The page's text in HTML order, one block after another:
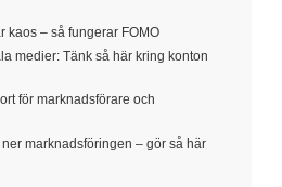
kaos – så fungerar FOMO
medier: Tänk så här kring konton
för marknadsförare och
marknadsföringen – gör så här